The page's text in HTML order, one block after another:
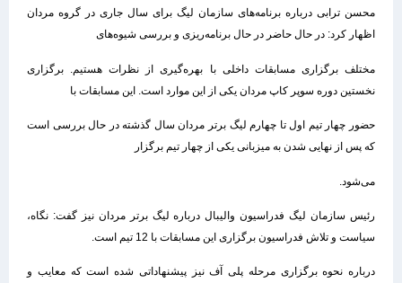
محسن ترابی درباره برنامه‌های سازمان لیگ برای سال جاری در گروه مردان
اظهار کرد: در حال حاضر در حال برنامه‌ریزی و بررسی شیوه‌های
مختلف برگزاری مسابقات داخلی با بهره‌گیری از نظرات هستیم. برگزاری
نخستین دوره سوپر کاپ مردان یکی از این موارد است. این مسابقات با
حضور چهار تیم اول تا چهارم لیگ برتر مردان سال گذشته در حال بررسی است
که پس از نهایی شدن به میزبانی یکی از چهار تیم برگزار
می‌شود.
رئیس سازمان لیگ فدراسیون والیبال درباره لیگ برتر مردان نیز گفت: نگاه،
سیاست و تلاش فدراسیون برگزاری این مسابقات با 12 تیم است.
درباره نحوه برگزاری مرحله پلی آف نیز پیشنهاداتی شده است که معایب و